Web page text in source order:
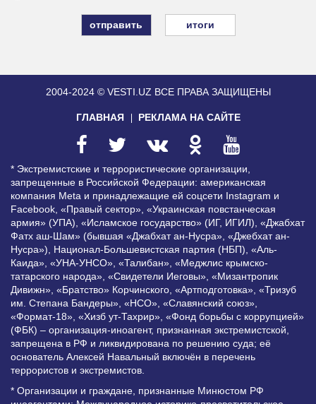
итоги
2004-2024 © VESTI.UZ ВСЕ ПРАВА ЗАЩИЩЕНЫ
ГЛАВНАЯ РЕКЛАМА НА САЙТЕ
* Экстремистские и террористические организации,
запрещенные в Российской Федерации: американская
компания Meta и принадлежащие ей соцсети Instagram и
Facebook, «Правый сектор», «Украинская повстанческая
армия» (УПА), «Исламское государство» (ИГ, ИГИЛ), «Джабхат
Фатх аш-Шам» (бывшая «Джабхат ан-Нусра», «Джебхат ан-
Нусра»), Национал-Большевистская партия (НБП), «Аль-
Каида», «УНА-УНСО», «Талибан», «Меджлис крымско-
татарского народа», «Свидетели Иеговы», «Мизантропик
Дивижн», «Братство» Корчинского, «Артподготовка», «Тризуб
им. Степана Бандеры», «НСО», «Славянский союз»,
«Формат-18», «Хизб ут-Тахрир», «Фонд борьбы с коррупцией»
(ФБК) – организация-иноагент, признанная экстремистской,
запрещена в РФ и ликвидирована по решению суда; её
основатель Алексей Навальный включён в перечень
террористов и экстремистов.
* Организации и граждане, признанные Минюстом РФ